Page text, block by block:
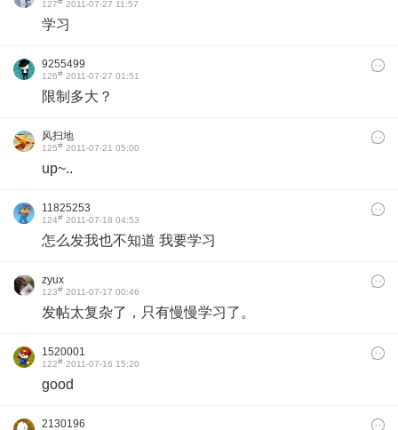
127 2011-07-27 11:57
学习
9255499
126# 2011-07-27 01:51
限制多大？
风扫地
125# 2011-07-21 05:00
up~..
11825253
124# 2011-07-18 04:53
怎么发我也不知道 我要学习
zyux
123# 2011-07-17 00:46
发帖太复杂了，只有慢慢学习了。
1520001
122# 2011-07-16 15:20
good
2130196